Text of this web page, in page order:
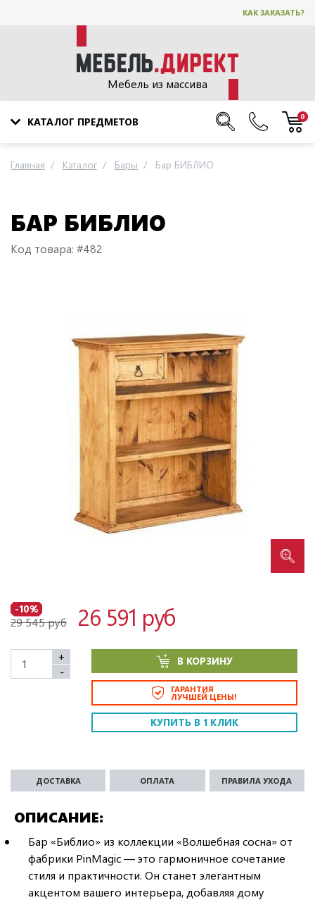
КАК ЗАКАЗАТЬ?
Мебель из массива
КАТАЛОГ ПРЕДМЕТОВ 0
Главная Каталог Бары Бар БИБЛИО
БАР БИБЛИО
Код товара: #482
-10%
29 545 руб 26 591 руб
+
-
В КОРЗИНУ
ГАРАНТИЯ
ЛУЧШЕЙ ЦЕНЫ!
КУПИТЬ В 1 КЛИК
ОПИСАНИЕ
ДОСТАВКА ОПЛАТА ПРАВИЛА УХОДА
Бар «Библио» из коллекции «Волшебная сосна» от
фабрики PinMagic — это гармоничное сочетание
стиля и практичности. Он станет элегантным
акцентом вашего интерьера, добавляя дому